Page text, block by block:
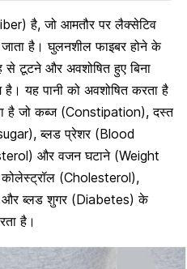
है, जो आमतौर पर लैक्सेटिव
है। घुलनशील फाइबर होने के
टूटने और अवशोषित हुए बिना
यह पानी को अवशोषित करता है
है जो कब्ज (Constipation), दस्त
ब्लड प्रेशर (Blood
और वजन घटाने (Weight
कोलेस्ट्रॉल (Cholesterol),
और ब्लड शुगर (Diabetes) के
है।